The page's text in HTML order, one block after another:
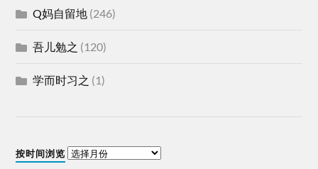
Q妈自留地 (246)
吾儿勉之 (120)
学而时习之 (1)
按时间浏览